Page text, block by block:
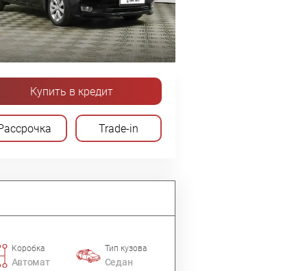
Купить в кредит
Trade-in
Коробка
Автомат
Тип кузова
Седан